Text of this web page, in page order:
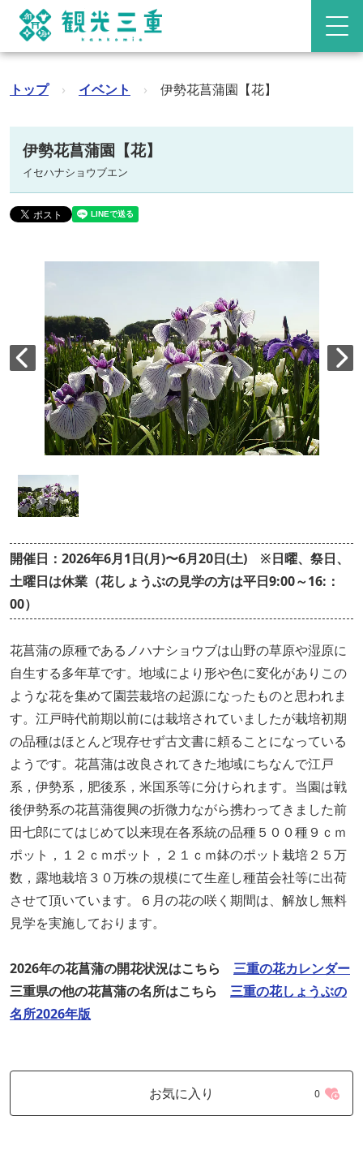
トップ › イベント › 伊勢花菖蒲園【花】
伊勢花菖蒲園【花】
イセハナショウブエン
開催日：2026年6月1日(月)〜6月20日(土) ※日曜、祭日、
土曜日は休業（花しょうぶの見学の方は平日9:00～16:：
00）
花菖蒲の原種であるノハナショウブは山野の草原や湿原に
自生する多年草です。地域により形や色に変化がありこの
ような花を集めて園芸栽培の起源になったものと思われま
す。江戸時代前期以前には栽培されていましたが栽培初期
の品種はほとんど現存せず古文書に頼ることになっている
ようです。花菖蒲は改良されてきた地域にちなんで江戸
系，伊勢系，肥後系，米国系等に分けられます。当園は戦
後伊勢系の花菖蒲復興の折微力ながら携わってきました前
田七郎にてはじめて以来現在各系統の品種５００種９ｃｍ
ポット，１２ｃｍポット，２１ｃｍ鉢のポット栽培２５万
数，露地栽培３０万株の規模にて生産し種苗会社等に出荷
させて頂いています。６月の花の咲く期間は、解放し無料
見学を実施しております。
2026年の花菖蒲の開花状況はこちら 三重の花カレンダー
三重県の他の花菖蒲の名所はこちら 三重の花しょうぶの
名所2026年版
お気に入り 0